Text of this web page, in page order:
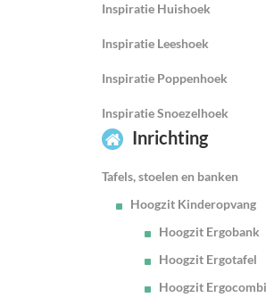
Inspiratie Huishoek
Inspiratie Leeshoek
Inspiratie Poppenhoek
Inspiratie Snoezelhoek
Inrichting
Tafels, stoelen en banken
Hoogzit Kinderopvang
Hoogzit Ergobank
Hoogzit Ergotafel
Hoogzit Ergocombi